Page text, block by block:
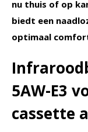
nu thuis of op
biedt een
optimaal
5AW-E3
cassette